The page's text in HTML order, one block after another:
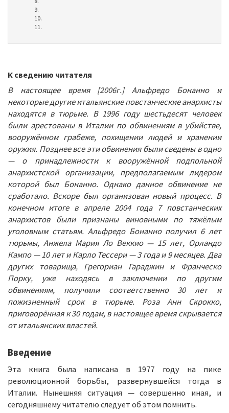
9.
10.
11.
К сведению читателя
В настоящее время [2006г.] Альфредо Бонанно и
некоторые другие итальянские повстанческие анархисты
находятся в тюрьме. В 1996 году шестьдесят человек
были арестованы в Италии по обвинениям в убийстве,
вооружённом грабеже, похищении людей и хранении
оружия. Позднее все эти обвинения были сведены в одно
— о принадлежности к вооружённой подпольной
анархистской организации, предполагаемым лидером
которой был Бонанно. Однако данное обвинение не
сработало. Вскоре был организован новый процесс. В
конечном итоге в апреле 2004 года 7 повстанческих
анархистов были признаны виновными по тяжёлым
уголовным статьям. Альфредо Бонанно получил 6 лет
тюрьмы, Анжела Мария Ло Веккио — 15 лет, Орландо
Кампо — 10 лет и Карло Тессери — 3 года и 9 месяцев. Два
других товарища, Грегориан Гараджин и Франческо
Порку, уже находясь в заключении по другим
обвинениям, получили соответственно 30 лет и
пожизненный срок в тюрьме. Роза Анн Скрокко,
приговорённая к 30 годам, в настоящее время скрывается
от итальянских властей.
Введение
Эта книга была написана в 1977 году на пике
революционной борьбы, развернувшейся тогда в
Италии. Нынешняя ситуация — совершенно иная, и
сегодняшнему читателю следует об этом помнить.